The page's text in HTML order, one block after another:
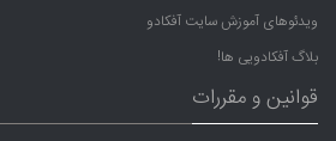
ویدئوهای آموزش سایت آفکادو
بلاگ آفکادویی ها!
قوانین و مقررات